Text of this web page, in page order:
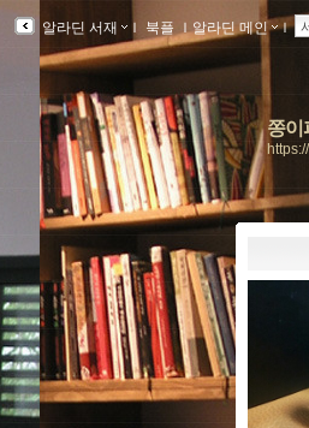
알라딘 서재 ｌ 북플 ｌ알라딘 메인 ｌ
쫑이